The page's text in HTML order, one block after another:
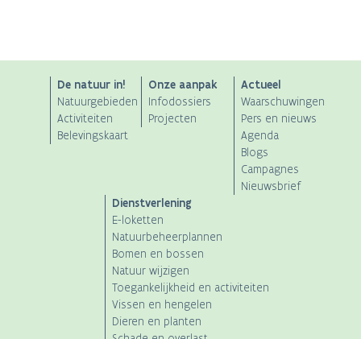
ANB
Main
navigation
De natuur in!
Natuurgebieden
Activiteiten
Belevingskaart
Onze aanpak
Infodossiers
Projecten
Actueel
Waarschuwingen
Pers en nieuws
Agenda
Blogs
Campagnes
Nieuwsbrief
Dienstverlening
E-loketten
Natuurbeheerplannen
Bomen en bossen
Natuur wijzigen
Toegankelijkheid en activiteiten
Vissen en hengelen
Dieren en planten